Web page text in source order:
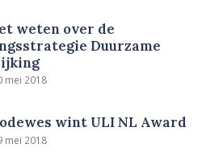
weten over de
Duurzame
mei 2018
wint ULI NL Award
mei 2018